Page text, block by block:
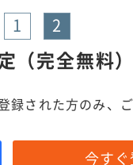
1 2
（完全無料
された方のみ、ご
今す